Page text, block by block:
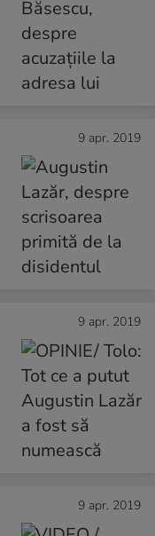
9 apr. 2019
9 apr. 2019
9 apr. 2019